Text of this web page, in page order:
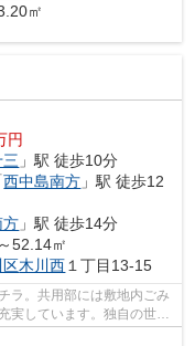
㎡
円
三 」駅 徒歩10分
西中島南方 」駅 徒歩12
方 」駅 徒歩14分
52.14㎡
区木川西 １丁目13-15
ラ。共用部には敷地内ごみ
実しています。独自の世界